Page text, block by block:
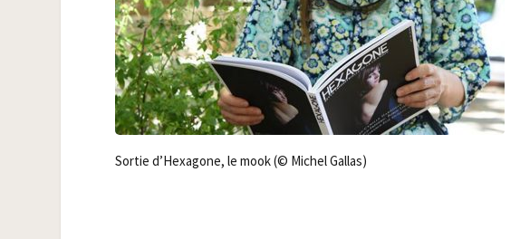
Sor­tie d’Hexa­gone, le mook (© Michel Gallas)